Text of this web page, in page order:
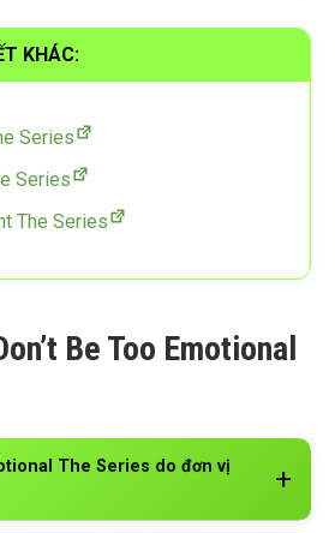
KHÁC:
Series
Series
The Series
Be Too Emotional
The Series do đơn vị